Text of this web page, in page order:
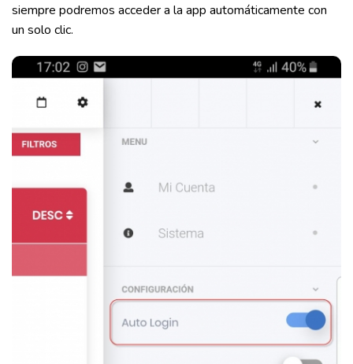
siempre podremos acceder a la app automáticamente con
un solo clic.